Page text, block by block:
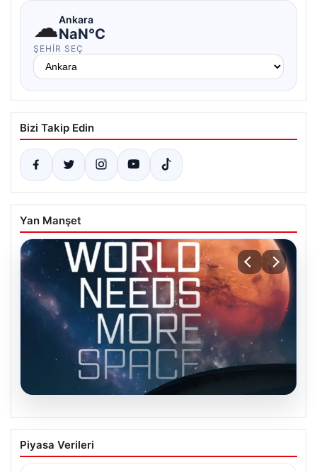
☁Ankara
NaN°C
ŞEHIR SEÇ
Bizi Takip Edin
Yan Manşet
Uluslararası Uzay Kongresinin bu yılki
teması ‘ortak gelecek’
Piyasa Verileri